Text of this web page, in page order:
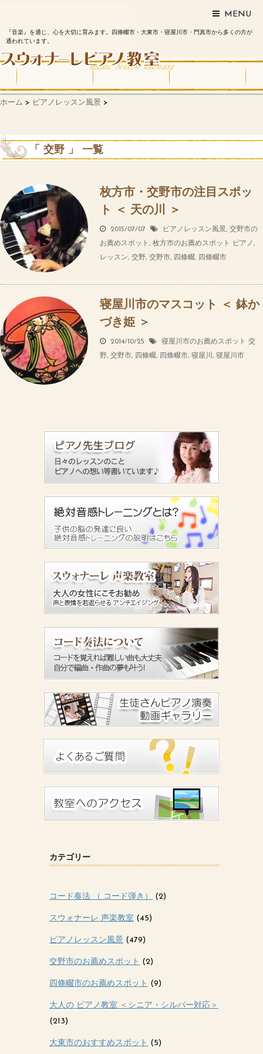
MENU
『音楽』を通じ、心を大切に育みます。四條畷市・大東市・寝屋川市・門真市から多くの方が
通われています。
ホーム > ピアノレッスン風景 >
「 交野 」 一覧
枚方市・交野市の注目スポッ
ト ＜ 天の川 ＞
2015/07/07 ピアノレッスン風景, 交野市の
お薦めスポット , 枚方市のお薦めスポット ピアノ,
レッスン, 交野, 交野市, 四條畷, 四條畷市
寝屋川市のマスコット ＜ 鉢か
づき姫 ＞
2014/10/25 寝屋川市のお薦めスポット 交
野, 交野市, 四條畷, 四條畷市, 寝屋川 , 寝屋川市
カテゴリー
コード奏法 （ コード弾き） (2)
スウォナーレ 声楽教室 (45)
ピアノレッスン風景 (479)
交野市のお薦めスポット (2)
四條畷市のお薦めスポット (9)
大人の ピアノ教室 ＜シニア・シルバー対応＞
(213)
大東市のおすすめスポット (5)